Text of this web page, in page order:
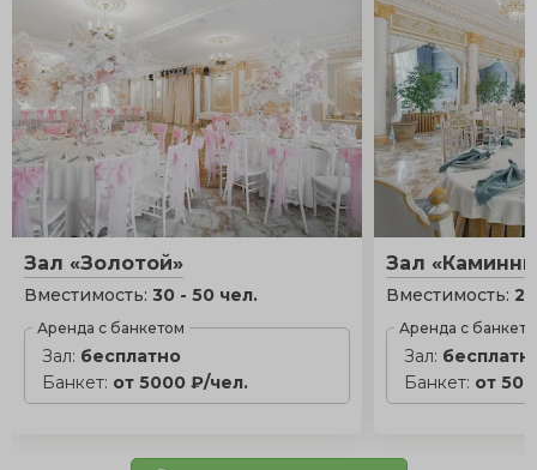
Зал «Золотой»
Вместимость: 30 - 50 чел.
Аренда с банкетом
Зал: бесплатно
Банкет: от 5000 ₽/чел.
Зал
Вместимость:
Аренда с
Зал:
Банкет: от